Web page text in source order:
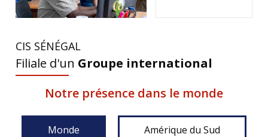
CIS SÉNÉGAL
Filiale d'un Groupe international
Notre présence dans le monde
Monde Amérique du Sud